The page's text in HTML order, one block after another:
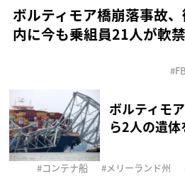
ボルティモア橋崩落事故
内に今も乗組員21人が軟
ボルティモ
ら2人の遺体
コンテナ船 メリーランド州